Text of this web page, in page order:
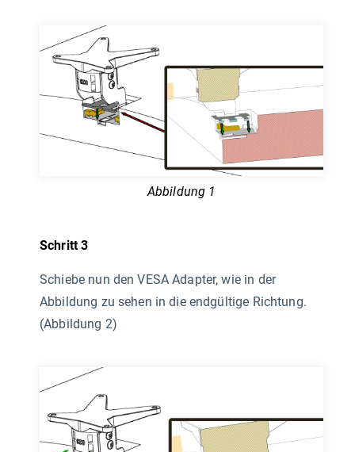
Abbildung 1
Schritt 3
Schiebe nun den VESA Adapter, wie in der
Abbildung zu sehen in die endgültige Richtung.
(Abbildung 2)